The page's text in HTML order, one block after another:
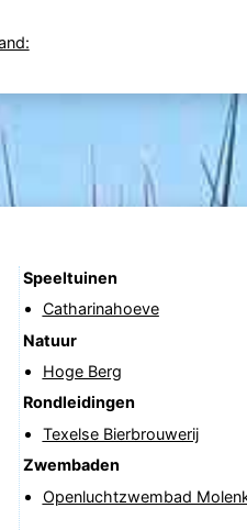
Speeltuinen
Catharinahoeve
Natuur
Hoge Berg
Rondleidingen
Texelse Bierbrouwerij
Zwembaden
Openluchtzwembad